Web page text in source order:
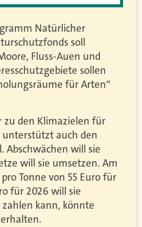
Natürlicher
soll
Fluss-Auen und
sollen
für Arten“
zu den Klimazielen für
unterstützt auch den
Abschwächen will sie
will sie umsetzen. Am
Tonne von 55 Euro für
für 2026 will sie
kann, könnte